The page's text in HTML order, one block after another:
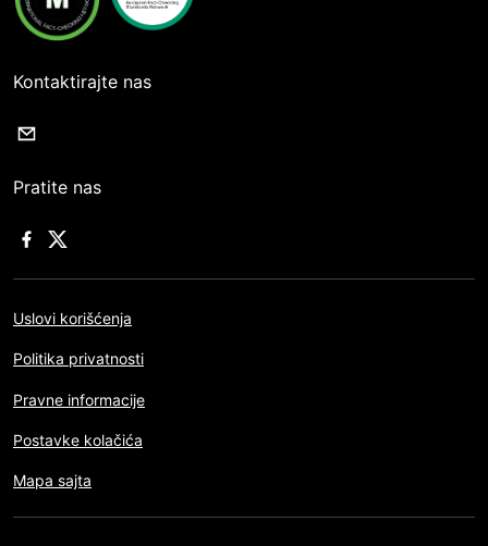
Kontaktirajte nas
Pratite nas
Uslovi korišćenja
Politika privatnosti
Pravne informacije
Postavke kolačića
Mapa sajta